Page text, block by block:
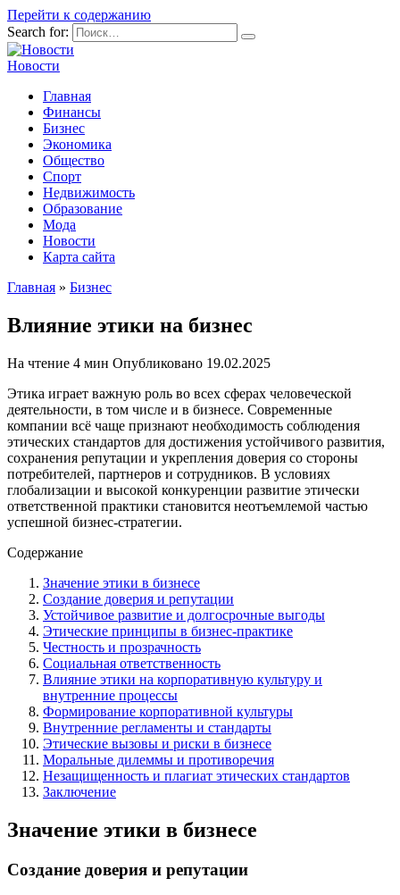
Перейти к содержанию
Search for:
Новости
Главная
Финансы
Бизнес
Экономика
Общество
Спорт
Недвижимость
Образование
Мода
Новости
Карта сайта
Главная » Бизнес
Влияние этики на бизнес
На чтение 4 мин Опубликовано 19.02.2025
Этика играет важную роль во всех сферах человеческой
деятельности, в том числе и в бизнесе. Современные
компании всё чаще признают необходимость соблюдения
этических стандартов для достижения устойчивого развития,
сохранения репутации и укрепления доверия со стороны
потребителей, партнеров и сотрудников. В условиях
глобализации и высокой конкуренции развитие этически
ответственной практики становится неотъемлемой частью
успешной бизнес-стратегии.
Содержание
Значение этики в бизнесе
Создание доверия и репутации
Устойчивое развитие и долгосрочные выгоды
Этические принципы в бизнес-практике
Честность и прозрачность
Социальная ответственность
Влияние этики на корпоративную культуру и
внутренние процессы
Формирование корпоративной культуры
Внутренние регламенты и стандарты
Этические вызовы и риски в бизнесе
Моральные дилеммы и противоречия
Незащищенность и плагиат этических стандартов
Заключение
Значение этики в бизнесе
Создание доверия и репутации